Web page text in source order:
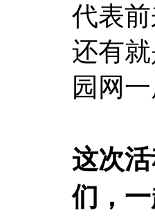
代表前
还有
园网
这次
们，一